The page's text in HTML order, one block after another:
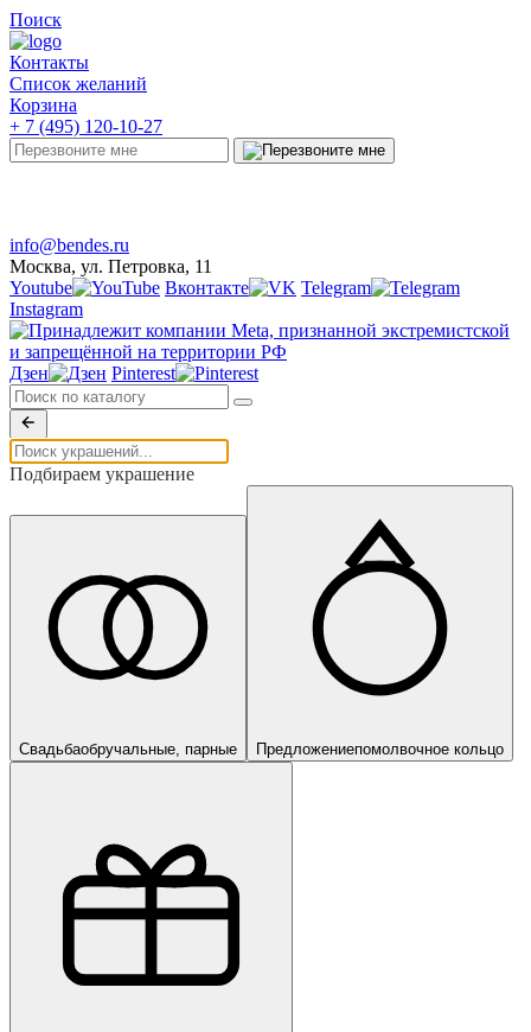
Поиск
Контакты
Список желаний
Корзина
+ 7 (495) 120-10-27
info@bendes.ru
Москва, ул. Петровка, 11
Youtube
Вконтакте
Telegram
Instagram
Дзен Pinterest
Подбираем украшение
Свадьбаобручальные, парные Предложениепомолвочное кольцо